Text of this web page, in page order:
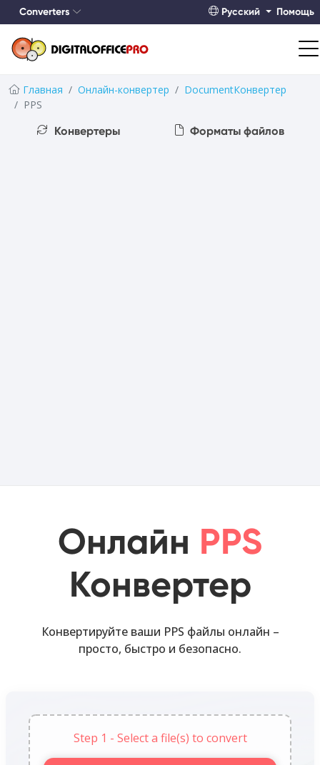
Converters Русский Помощь
Главная Онлайн-конвертер
DocumentКонвертер
PPS
Конвертеры
Форматы файлов
Онлайн PPS
Конвертер
Конвертируйте ваши PPS файлы онлайн –
просто, быстро и безопасно.
Step 1 - Select a file(s) to convert